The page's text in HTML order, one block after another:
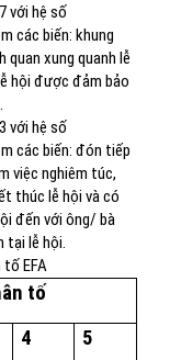
với hệ số
các biến: khung
quan xung quanh lễ
hội được đảm bảo
với hệ số
các biến: đón tiếp
việc nghiêm túc,
thúc lễ hội và có
đến với ông/ bà
tại lễ hội.
tố EFA
tố
4 5